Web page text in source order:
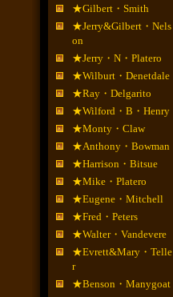
★Gilbert・Smith
★Jerry&Gilbert・Nels
on
★Jerry・N・Platero
★Wilburt・Denetdale
★Ray・Delgarito
★Wilford・B・Henry
★Monty・Claw
★Anthony・Bowman
★Harrison・Bitsue
★Mike・Platero
★Eugene・Mitchell
★Fred・Peters
★Walter・Vandevere
★Evrett&Mary・Telle
r
★Benson・Manygoat